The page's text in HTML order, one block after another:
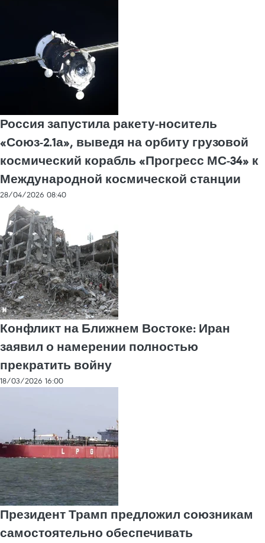
Россия запустила ракету-носитель
«Союз-2.1а», выведя на орбиту грузовой
космический корабль «Прогресс МС-34» к
Международной космической станции
28/04/2026 08:40
Конфликт на Ближнем Востоке: Иран
заявил о намерении полностью
прекратить войну
18/03/2026 16:00
Президент Трамп предложил союзникам
самостоятельно обеспечивать